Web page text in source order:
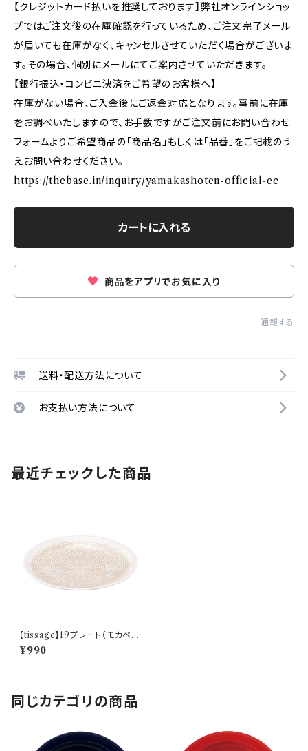
【クレジットカード払いを推奨しております】弊社オンラインショッ
プではご注文後の在庫確認を行っているため、ご注文完了メール
が届いても在庫がなく、キャンセルさせていただく場合がございま
す。その場合、個別にメールにてご案内させていただきます。
【銀行振込・コンビニ決済をご希望のお客様へ】
在庫がない場合、ご入金後にご返金対応となります。事前に在庫
をお調べいたしますので、お手数ですがご注文前にお問い合わせ
フォームよりご希望商品の「商品名」もしくは「品番」をご記載のう
えお問い合わせください。
https://thebase.in/inquiry/yamakashoten-official-ec
カートに入れる
商品をアプリでお気に入り
通報する
送料・配送方法について
お支払い方法について
最近チェックした商品
【tissage】19プレート（モカベー
ジュ)【YMK150】YMK152-33
0
¥990
同じカテゴリの商品